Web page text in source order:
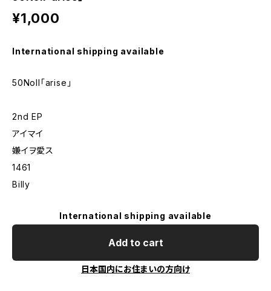
¥1,000
International shipping available
50Noll「arise」
2nd EP
アイマイ
嫌イヲ愛ス
1461
Billy
International shipping available
Add to cart
日本国内にお住まいの方向け